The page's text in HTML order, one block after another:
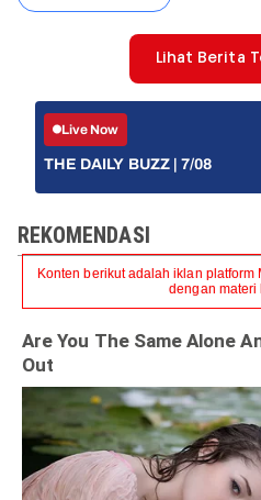
Lihat Berita
Live Now
THE DAILY BUZZ | 7/08